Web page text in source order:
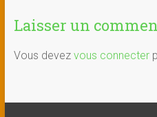
Laisser un
Vous devez vous connecter